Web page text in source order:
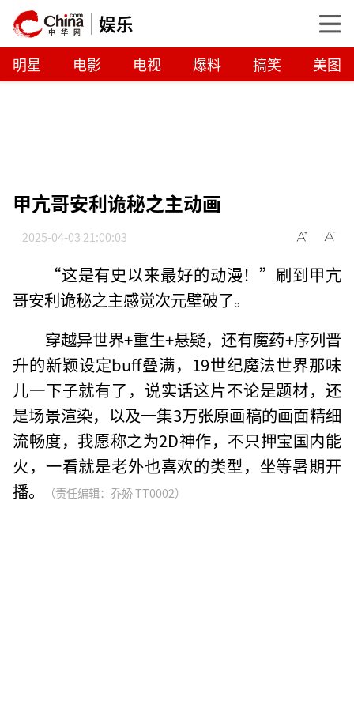
娱乐
明星 电影 电视 爆料 搞笑 美图
甲亢哥安利诡秘之主动画
2025-04-03 21:00:03
“这是有史以来最好的动漫！”刷到甲亢
哥安利诡秘之主感觉次元壁破了。
穿越异世界+重生+悬疑，还有魔药+序列晋
升的新颖设定buff叠满，19世纪魔法世界那味
儿一下子就有了，说实话这片不论是题材，还
是场景渲染，以及一集3万张原画稿的画面精细
流畅度，我愿称之为2D神作，不只押宝国内能
火，一看就是老外也喜欢的类型，坐等暑期开
播。
（责任编辑：乔娇 TT0002）